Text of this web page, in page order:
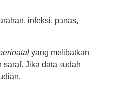
infeksi, panas,
yang melibatkan
Jika data sudah